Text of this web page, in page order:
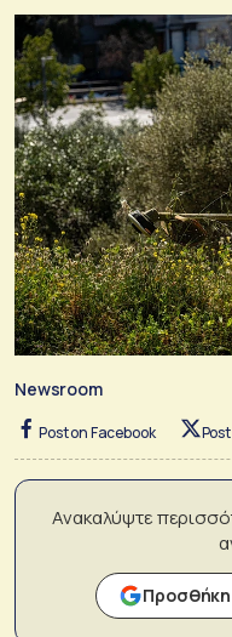
Newsroom
Post on Facebook
Ανακαλύψτε